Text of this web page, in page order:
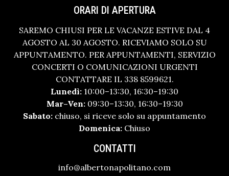
ORARI DI APERTURA
SAREMO CHIUSI PER LE VACANZE ESTIVE DAL 4
AGOSTO AL 30 AGOSTO. RICEVIAMO SOLO SU
APPUNTAMENTO. PER APPUNTAMENTI, SERVIZIO
CONCERTI O COMUNICAZIONI URGENTI
CONTATTARE IL 338 8599621.
Lunedì: 10:00–13:30, 16:30–19:30
Mar–Ven:09:30–13:30, 16:30–19:30
Sabato: chiuso, si riceve solo su appuntamento
Domenica: Chiuso
CONTATTI
info@albertonapolitano.com